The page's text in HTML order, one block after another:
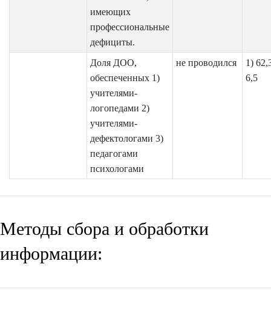
имеющих
профессиональные
дефициты.
Доля ДОО,
обеспеченных 1)
учителями-
логопедами 2)
учителями-
дефектологами 3)
педагогами
психологами
не проводился
1)
6,5
Методы сбора и обработки
информации: